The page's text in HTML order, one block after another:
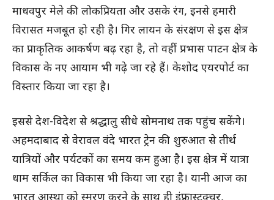
माधवपुर मेले की लोकप्रियता और उसके रंग, इनसे हमारी
विरासत मजबूत हो रही है। गिर लायन के संरक्षण से इस क्षेत्र
का प्राकृतिक आकर्षण बढ़ रहा है, तो वहीं प्रभास पाटन क्षेत्र के
विकास के नए आयाम भी गढ़े जा रहे हैं। केशोद एयरपोर्ट का
विस्तार किया जा रहा है।
इससे देश-विदेश से श्रद्धालु सीधे सोमनाथ तक पहुंच सकेंगे।
अहमदाबाद से वेरावल वंदे भारत ट्रेन की शुरुआत से तीर्थ
यात्रियों और पर्यटकों का समय कम हुआ है। इस क्षेत्र में यात्रा
धाम सर्किल का विकास भी किया जा रहा है। यानी आज का